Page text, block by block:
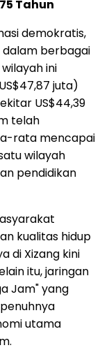
Tahun
demokratis,
dalam berbagai
ini
juta)
US$44,39
telah
rata mencapai
wilayah
pendidikan
kualitas hidup
di Xizang kini
itu, jaringan
Jam" yang
utama